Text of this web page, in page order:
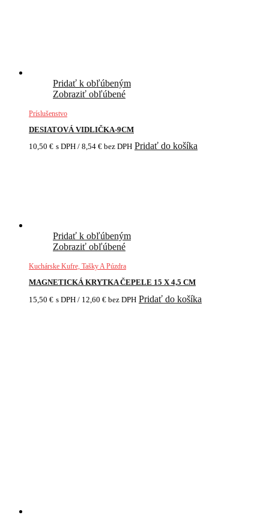
Pridať k obľúbeným
Zobraziť obľúbené
Príslušenstvo
DESIATOVÁ VIDLIČKA-9CM
10,50 € s DPH / 8,54 € bez DPH Pridať do košíka
Pridať k obľúbeným
Zobraziť obľúbené
Kuchárske Kufre, Tašky A Púzdra
MAGNETICKÁ KRYTKA ČEPELE 15 X 4,5 CM
15,50 € s DPH / 12,60 € bez DPH Pridať do košíka